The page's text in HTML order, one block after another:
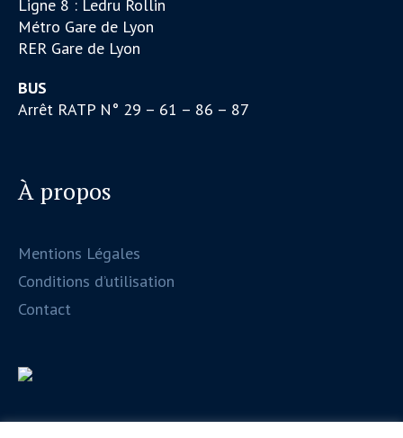
Ligne 8 : Ledru Rollin
Métro Gare de Lyon
RER Gare de Lyon
BUS
Arrêt RATP N° 29 – 61 – 86 – 87
À propos
Mentions Légales
Conditions d’utilisation
Contact